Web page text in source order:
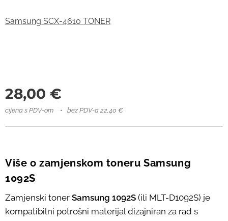
Samsung SCX-4610 TONER
28,00 €
cijena s PDV-om bez PDV-a 22,40 €
Više o zamjenskom toneru Samsung
1092S
Zamjenski toner Samsung 1092S (ili MLT-D1092S) je
kompatibilni potrošni materijal dizajniran za rad s